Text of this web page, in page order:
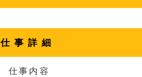
仕事詳細
仕事内容